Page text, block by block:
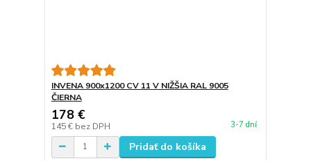
INVENA 900x1200 CV 11 V NIŽŠIA RAL 9005
ČIERNA
178 €
145 € bez DPH 3-7 dní
Pridať do košíka